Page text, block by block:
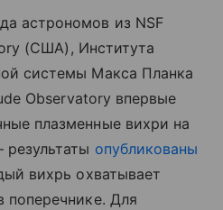
астрономов из NSF
(США), Института
системы Макса Планка
Observatory впервые
плазменные вихри на
опубликованы
вихрь охватывает
поперечнике. Для